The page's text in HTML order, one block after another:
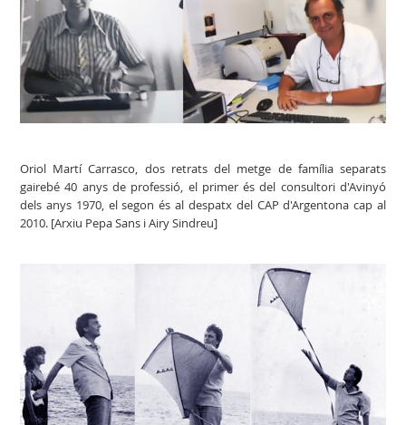
Oriol Martí Carrasco, dos retrats del metge de família separats
gairebé 40 anys de professió, el primer és del consultori d'Avinyó
dels anys 1970, el segon és al despatx del CAP d'Argentona cap al
2010. [Arxiu Pepa Sans i Airy Sindreu]